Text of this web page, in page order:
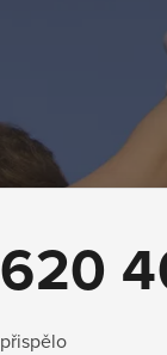
620
přispělo